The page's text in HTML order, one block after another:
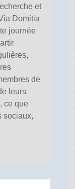
et
Domitia
journée
de
leurs
ce que
sociaux,